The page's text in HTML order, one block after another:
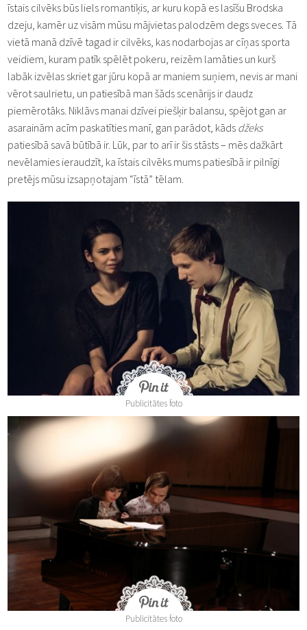
īstais cilvēks būs liels romantiķis, ar kuru kopā es lasīšu Brodska
dzeju, kamēr uz visām mūsu mājvietas palodzēm degs sveces. Tā
vietā manā dzīvē tagad ir cilvēks, kas nodarbojas ar cīņas sporta
veidiem, kuram patīk spēlēt pokeru, reizēm lamāties un kurš
labāk izvēlas skriet gar jūru kopā ar maniem suņiem, nevis ar mani
vērot saulrietu, un patiesībā man šāds scenārijs ir daudz
piemērotāks. Niklāvs manai dzīvei piešķir balansu, spējot gan ar
asarainām acīm paskatīties manī, gan parādot, kāds džeks
patiesībā savā būtībā ir. Lūk, par to arī ir šis stāsts – mēs dažkārt
nevēlamies ieraudzīt, ka īstais cilvēks mums patiesībā ir pilnīgi
pretējs mūsu izsapņotajam “īstā” tēlam.
Publicitātes foto
Publicitātes foto